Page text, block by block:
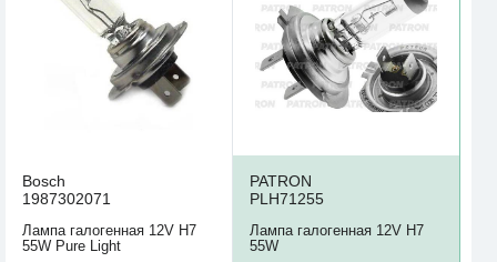
Bosch
1987302071
Лампа галогенная 12V H7
55W Pure Light
PATRON
PLH71255
Лампа галогенная 12V H7
55W